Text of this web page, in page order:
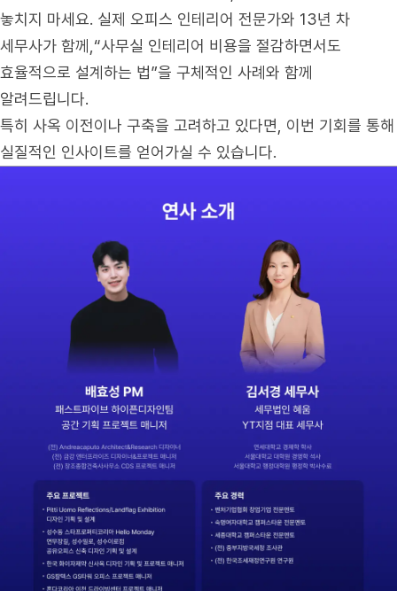
놓치지 마세요. 실제 오피스 인테리어 전문가와 13년 차
세무사가 함께,“사무실 인테리어 비용을 절감하면서도
효율적으로 설계하는 법”을 구체적인 사례와 함께
알려드립니다.
특히 사옥 이전이나 구축을 고려하고 있다면, 이번 기회를 통해
실질적인 인사이트를 얻어가실 수 있습니다.